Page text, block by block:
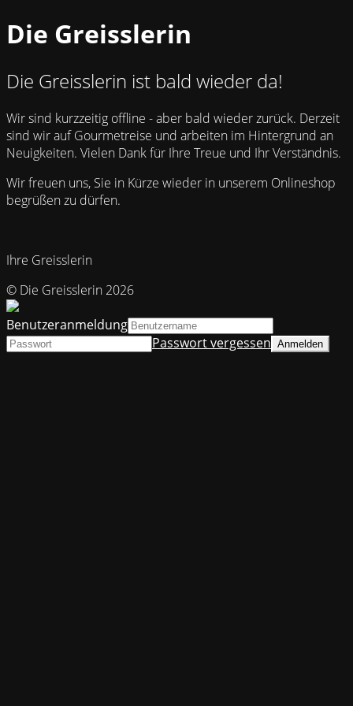
Die Greisslerin
Die Greisslerin ist bald wieder da!
Wir sind kurzzeitig offline - aber bald wieder zurück. Derzeit
sind wir auf Gourmetreise und arbeiten im Hintergrund an
Neuigkeiten. Vielen Dank für Ihre Treue und Ihr Verständnis.
Wir freuen uns, Sie in Kürze wieder in unserem Onlineshop
begrüßen zu dürfen.
Ihre Greisslerin
© Die Greisslerin 2026
Benutzeranmeldung
Passwort vergessen